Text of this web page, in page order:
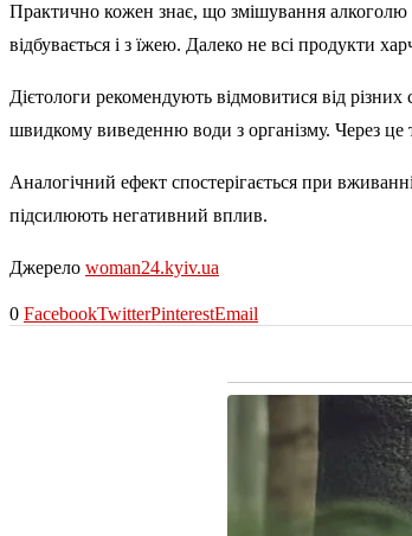
Практично кожен знає, що змішування алкоголю
відбувається і з їжею. Далеко не всі продукти
Дієтологи рекомендують відмовитися від
швидкому виведенню води з організму. Через це
Аналогічний ефект спостерігається при
підсилюють негативний вплив.
Джерело woman24.kyiv.ua
0 FacebookTwitterPinterestEmail